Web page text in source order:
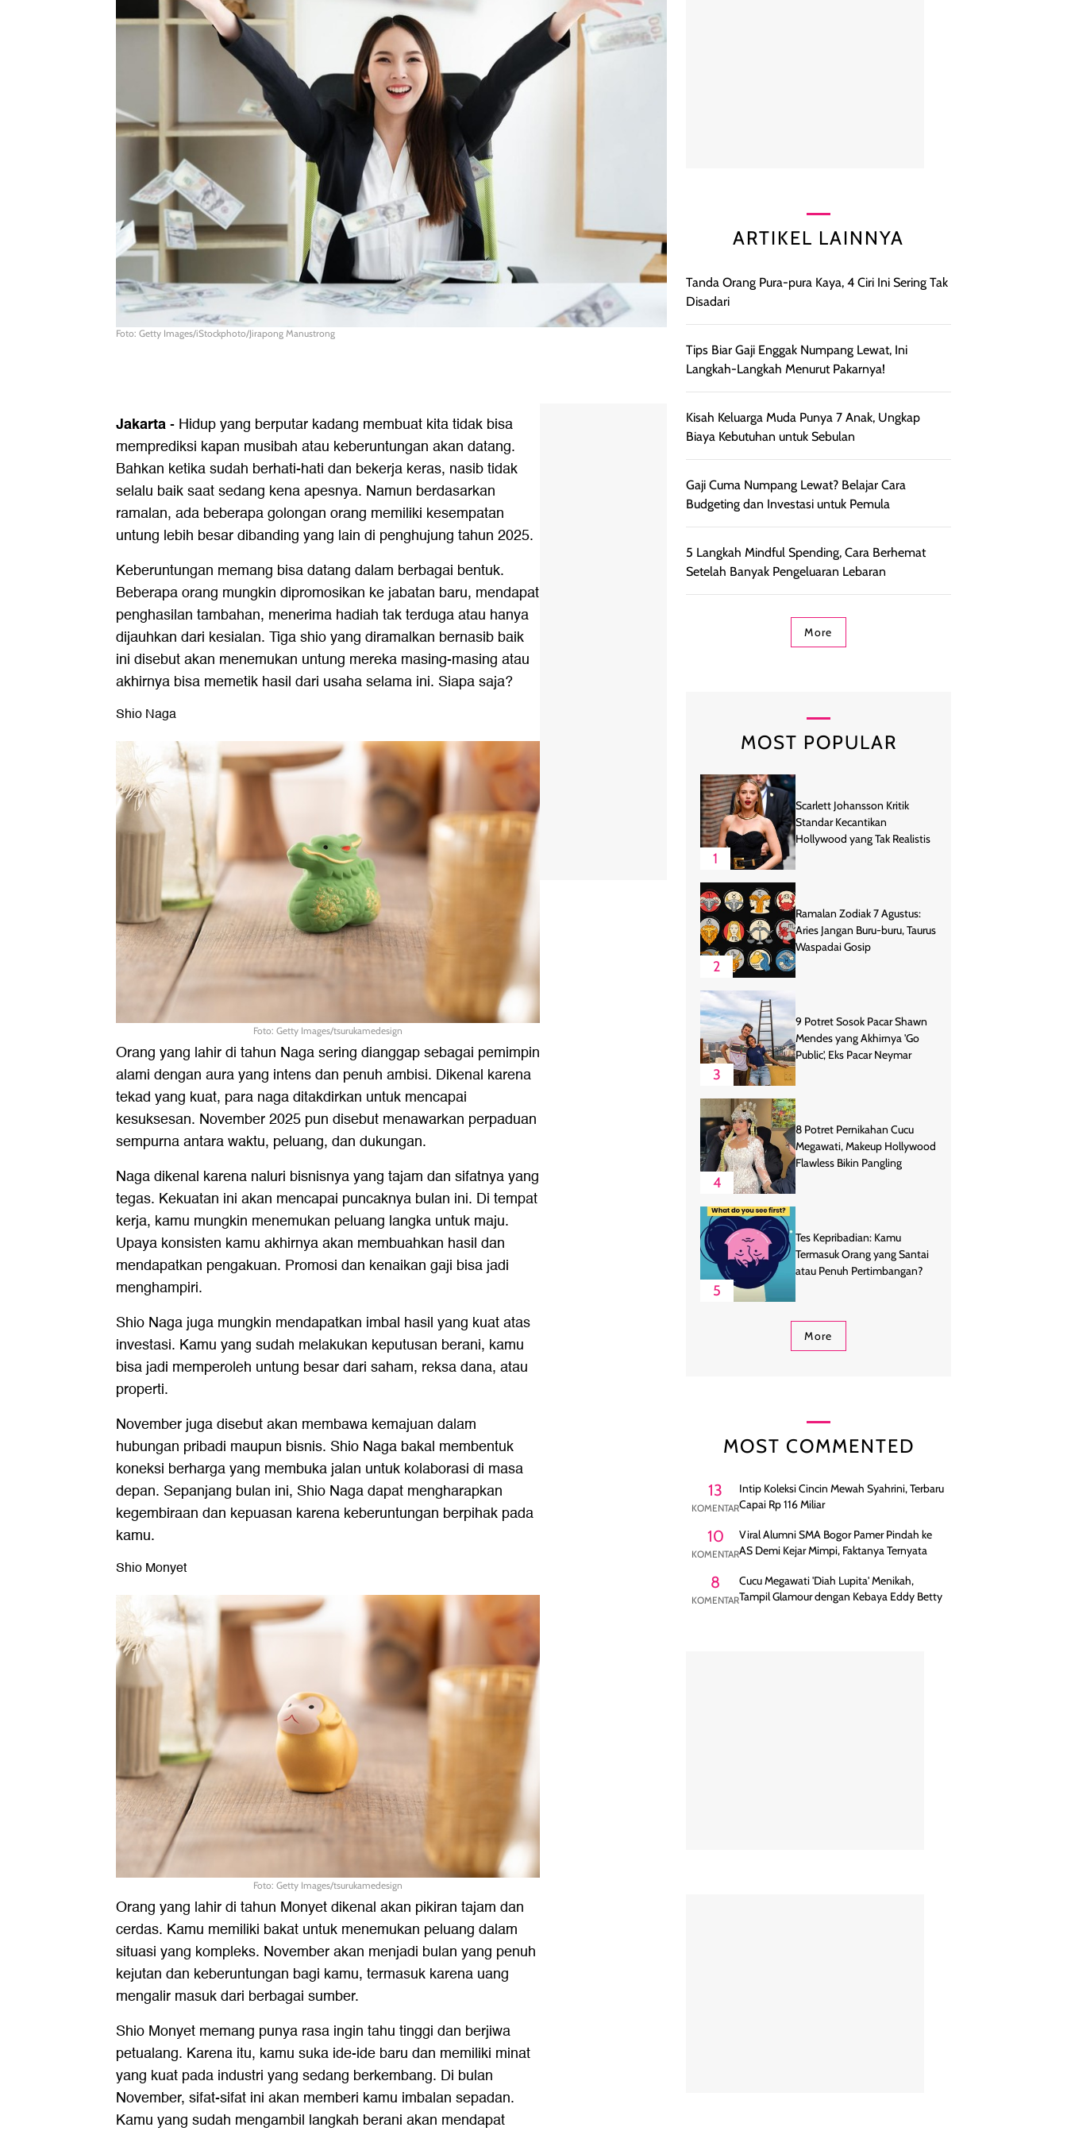
Foto: Getty Images/iStockphoto/Jirapong Manustrong
Jakarta- Hidup yang berputar kadang membuat kita tidak bisa
memprediksi kapan musibah atau keberuntungan akan datang.
Bahkan ketika sudah berhati-hati dan bekerja keras, nasib tidak
selalu baik saat sedang kena apesnya. Namun berdasarkan
ramalan, ada beberapa golongan orang memiliki kesempatan
untung lebih besar dibanding yang lain di penghujung tahun 2025.
Keberuntungan memang bisa datang dalam berbagai bentuk.
Beberapa orang mungkin dipromosikan ke jabatan baru, mendapat
penghasilan tambahan, menerima hadiah tak terduga atau hanya
dijauhkan dari kesialan. Tiga shio yang diramalkan bernasib baik
ini disebut akan menemukan untung mereka masing-masing atau
akhirnya bisa memetik hasil dari usaha selama ini. Siapa saja?
Shio Naga
Foto: Getty Images/tsurukamedesign
Orang yang lahir di tahun Naga sering dianggap sebagai pemimpin
alami dengan aura yang intens dan penuh ambisi. Dikenal karena
tekad yang kuat, para naga ditakdirkan untuk mencapai
kesuksesan. November 2025 pun disebut menawarkan perpaduan
sempurna antara waktu, peluang, dan dukungan.
Naga dikenal karena naluri bisnisnya yang tajam dan sifatnya yang
tegas. Kekuatan ini akan mencapai puncaknya bulan ini. Di tempat
kerja, kamu mungkin menemukan peluang langka untuk maju.
Upaya konsisten kamu akhirnya akan membuahkan hasil dan
mendapatkan pengakuan. Promosi dan kenaikan gaji bisa jadi
menghampiri.
Shio Naga juga mungkin mendapatkan imbal hasil yang kuat atas
investasi. Kamu yang sudah melakukan keputusan berani, kamu
bisa jadi memperoleh untung besar dari saham, reksa dana, atau
properti.
November juga disebut akan membawa kemajuan dalam
hubungan pribadi maupun bisnis. Shio Naga bakal membentuk
koneksi berharga yang membuka jalan untuk kolaborasi di masa
depan. Sepanjang bulan ini, Shio Naga dapat mengharapkan
kegembiraan dan kepuasan karena keberuntungan berpihak pada
kamu.
Shio Monyet
Foto: Getty Images/tsurukamedesign
Orang yang lahir di tahun Monyet dikenal akan pikiran tajam dan
cerdas. Kamu memiliki bakat untuk menemukan peluang dalam
situasi yang kompleks. November akan menjadi bulan yang penuh
kejutan dan keberuntungan bagi kamu, termasuk karena uang
mengalir masuk dari berbagai sumber.
Shio Monyet memang punya rasa ingin tahu tinggi dan berjiwa
petualang. Karena itu, kamu suka ide-ide baru dan memiliki minat
yang kuat pada industri yang sedang berkembang. Di bulan
November, sifat-sifat ini akan memberi kamu imbalan sepadan.
Kamu yang sudah mengambil langkah berani akan mendapat
ARTIKEL LAINNYA
Tanda Orang Pura-pura Kaya, 4 Ciri Ini Sering Tak
Disadari
Tips Biar Gaji Enggak Numpang Lewat, Ini
Langkah-Langkah Menurut Pakarnya!
Kisah Keluarga Muda Punya 7 Anak, Ungkap
Biaya Kebutuhan untuk Sebulan
Gaji Cuma Numpang Lewat? Belajar Cara
Budgeting dan Investasi untuk Pemula
5 Langkah Mindful Spending, Cara Berhemat
Setelah Banyak Pengeluaran Lebaran
More
MOST POPULAR
1
Scarlett Johansson Kritik
Standar Kecantikan
Hollywood yang Tak Realistis
2
Ramalan Zodiak 7 Agustus:
Aries Jangan Buru-buru, Taurus
Waspadai Gosip
3
9 Potret Sosok Pacar Shawn
Mendes yang Akhirnya 'Go
Public', Eks Pacar Neymar
4
8 Potret Pernikahan Cucu
Megawati, Makeup Hollywood
Flawless Bikin Pangling
5
Tes Kepribadian: Kamu
Termasuk Orang yang Santai
atau Penuh Pertimbangan?
More
MOST COMMENTED
13
KOMENTAR
Intip Koleksi Cincin Mewah Syahrini, Terbaru
Capai Rp 116 Miliar
10
KOMENTAR
Viral Alumni SMA Bogor Pamer Pindah ke
AS Demi Kejar Mimpi, Faktanya Ternyata
8
KOMENTAR
Cucu Megawati 'Diah Lupita' Menikah,
Tampil Glamour dengan Kebaya Eddy Betty